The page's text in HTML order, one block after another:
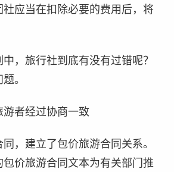
应当在扣除必要的费用后，将
，旅行社到底有没有过错呢？
。
者经过协商一致
，建立了包价旅游合同关系。
包价旅游合同文本为有关部门推